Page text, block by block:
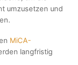
umzusetzen und
MiCA-
langfristig